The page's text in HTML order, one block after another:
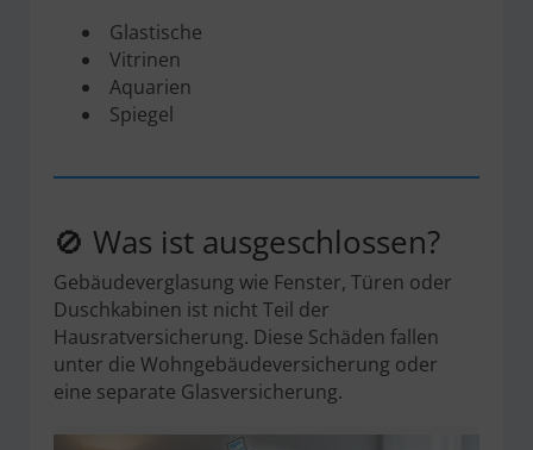
Glastische
Vitrinen
Aquarien
Spiegel
🚫 Was ist ausgeschlossen?
Gebäudeverglasung wie Fenster, Türen oder
Duschkabinen ist nicht Teil der
Hausratversicherung. Diese Schäden fallen
unter die Wohngebäudeversicherung oder
eine separate Glasversicherung.